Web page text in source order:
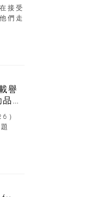
接受
們走
譽
牌
）